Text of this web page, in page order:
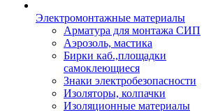
Электромонтажные материалы
Арматура для монтажа СИП
Аэрозоль, мастика
Бирки каб.,площадки
самоклеющиеся
Знаки электробезопасности
Изоляторы, колпачки
Изоляционные материалы